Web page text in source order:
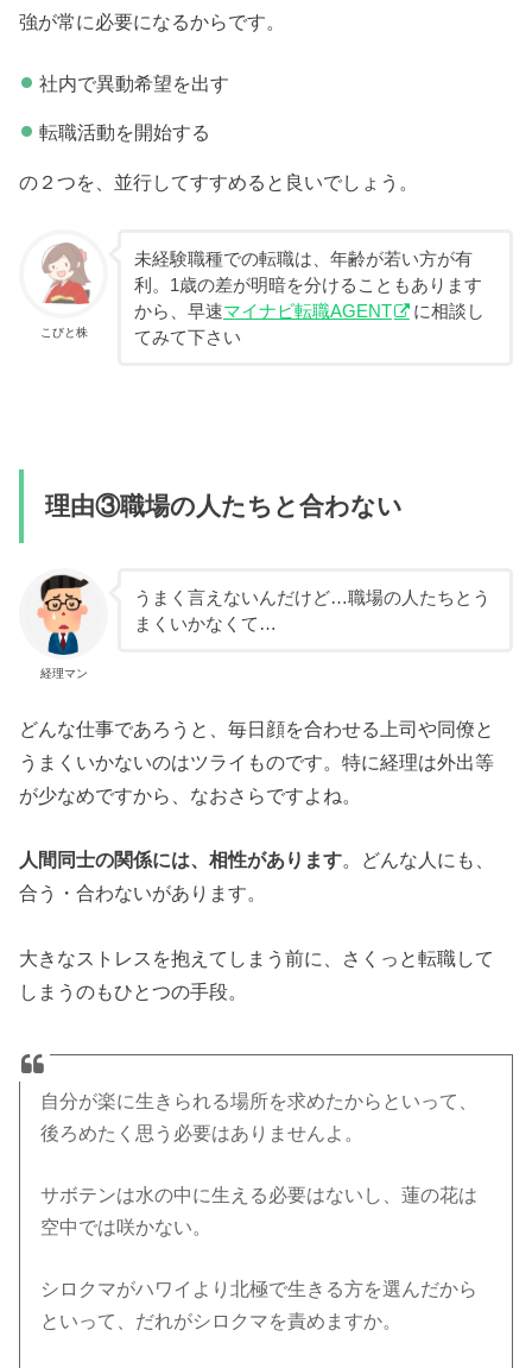
強が常に必要になるからです。
社内で異動希望を出す
転職活動を開始する
の２つを、並行してすすめると良いでしょう。
こびと株
未経験職種での転職は、年齢が若い方が有
利。1歳の差が明暗を分けることもあります
から、早速マイナビ転職AGENT
に相談し
てみて下さい
理由③職場の人たちと合わない
経理マン
うまく言えないんだけど…職場の人たちとう
まくいかなくて…
どんな仕事であろうと、毎日顔を合わせる上司や同僚と
うまくいかないのはツライものです。特に経理は外出等
が少なめですから、なおさらですよね。
人間同士の関係には、相性があります。どんな人にも、
合う・合わないがあります。
大きなストレスを抱えてしまう前に、さくっと転職して
しまうのもひとつの手段。
自分が楽に生きられる場所を求めたからといって、
後ろめたく思う必要はありませんよ。
サボテンは水の中に生える必要はないし、蓮の花は
空中では咲かない。
シロクマがハワイより北極で生きる方を選んだから
といって、だれがシロクマを責めますか。